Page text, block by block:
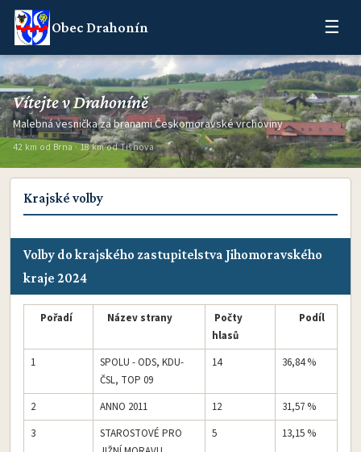
Obec Drahonín ☰
Vítejte v Drahoníně
Malebná vesnička za branami Českomoravské vrchoviny
42 km od Brna · 18 km od Tišnova
Krajské volby
Volby do krajského zastupitelstva Jihomoravského
kraje 2024
Pořadí Název strany
Počty
hlasů
Podíl
1
SPOLU - ODS, KDU-
ČSL, TOP 09​
14 36,84 %
2 ANNO 2011 12
31,57 %
3
STAROSTOVÉ PRO
5 13,15 %